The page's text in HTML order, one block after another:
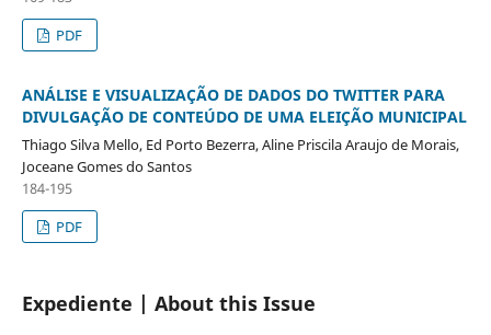
PDF
ANÁLISE E VISUALIZAÇÃO DE DADOS DO TWITTER PARA
DIVULGAÇÃO DE CONTEÚDO DE UMA ELEIÇÃO MUNICIPAL
Thiago Silva Mello, Ed Porto Bezerra, Aline Priscila Araujo de Morais,
Joceane Gomes do Santos
184-195
PDF
Expediente | About this Issue